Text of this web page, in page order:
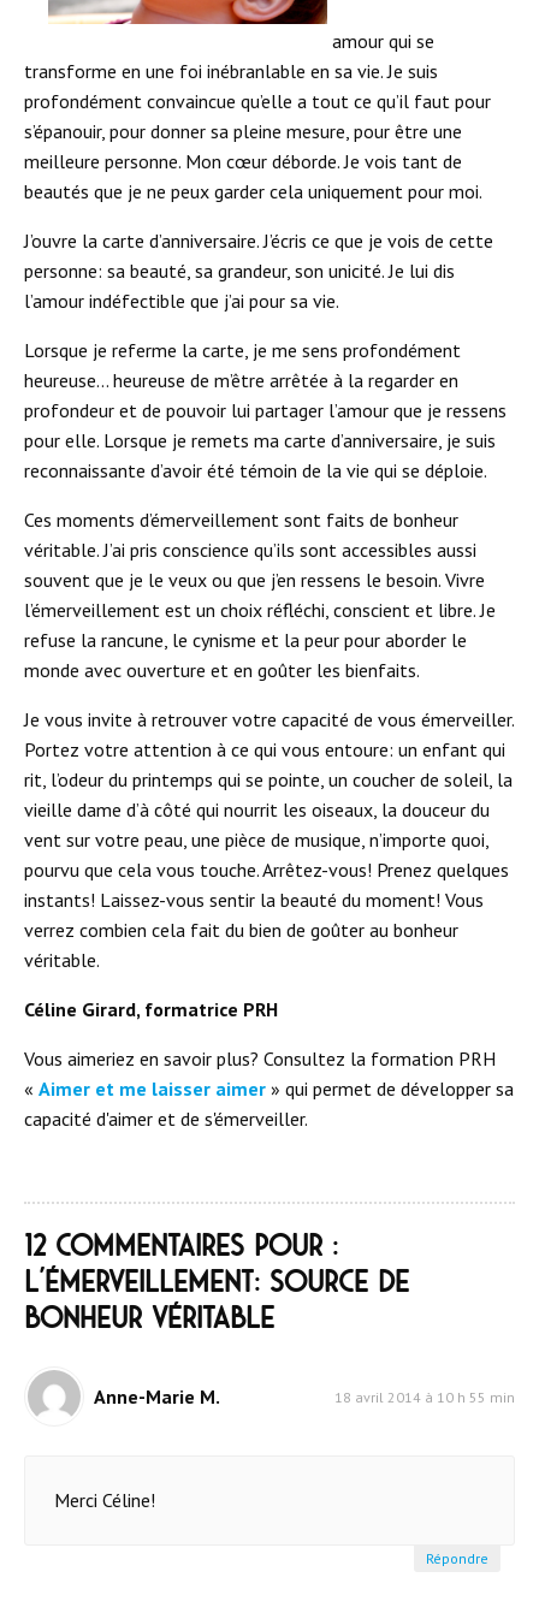
amour qui se
transforme en une foi inébranlable en sa vie. Je suis
profondément convaincue qu’elle a tout ce qu’il faut pour
s’épanouir, pour donner sa pleine mesure, pour être une
meilleure personne. Mon cœur déborde. Je vois tant de
beautés que je ne peux garder cela uniquement pour moi.
J’ouvre la carte d’anniversaire. J’écris ce que je vois de cette
personne: sa beauté, sa grandeur, son unicité. Je lui dis
l’amour indéfectible que j’ai pour sa vie.
Lorsque je referme la carte, je me sens profondément
heureuse... heureuse de m’être arrêtée à la regarder en
profondeur et de pouvoir lui partager l’amour que je ressens
pour elle. Lorsque je remets ma carte d’anniversaire, je suis
reconnaissante d’avoir été témoin de la vie qui se déploie.
Ces moments d’émerveillement sont faits de bonheur
véritable. J’ai pris conscience qu’ils sont accessibles aussi
souvent que je le veux ou que j’en ressens le besoin. Vivre
l’émerveillement est un choix réfléchi, conscient et libre. Je
refuse la rancune, le cynisme et la peur pour aborder le
monde avec ouverture et en goûter les bienfaits.
Je vous invite à retrouver votre capacité de vous émerveiller.
Portez votre attention à ce qui vous entoure: un enfant qui
rit, l’odeur du printemps qui se pointe, un coucher de soleil, la
vieille dame d’à côté qui nourrit les oiseaux, la douceur du
vent sur votre peau, une pièce de musique, n’importe quoi,
pourvu que cela vous touche. Arrêtez-vous! Prenez quelques
instants! Laissez-vous sentir la beauté du moment! Vous
verrez combien cela fait du bien de goûter au bonheur
véritable.
Céline Girard, formatrice PRH
Vous aimeriez en savoir plus? Consultez la formation PRH
« Aimer et me laisser aimer » qui permet de développer sa
capacité d'aimer et de s'émerveiller.
12 commentaires pour :
L’émerveillement: source de
bonheur véritable
Anne-Marie M. 18 avril 2014 à 10 h 55 min
Merci Céline!
Répondre